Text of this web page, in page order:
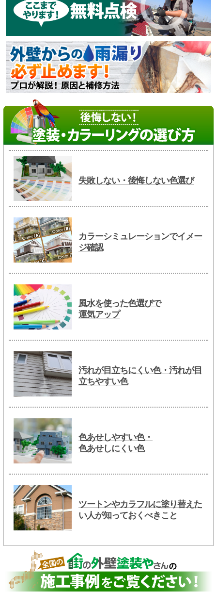
失敗しない・後悔しない色選び
カラーシミュレーションでイメー
ジ確認
風水を使った色選びで
運気アップ
汚れが目立ちにくい色・汚れが目
立ちやすい色
色あせしやすい色・
色あせしにくい色
ツートンやカラフルに塗り替えた
い人が知っておくべきこと